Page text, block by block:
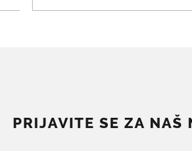
PRIJAVITE SE ZA NAŠ